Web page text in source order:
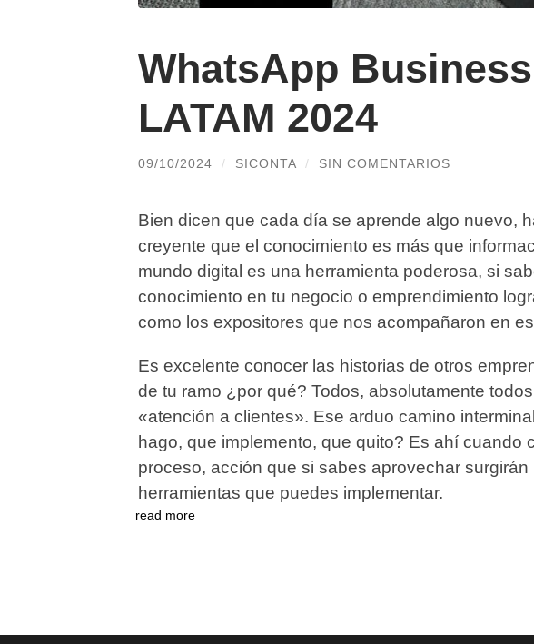
WhatsApp
LATAM 2024
09/10/2024 / SICONTA / SIN COMENTARIOS
Bien dicen que cada día se aprende algo nuevo,
creyente que el conocimiento es más que
mundo digital es una herramienta poderosa, si
conocimiento en tu negocio o emprendimiento
como los expositores que nos acompañaron en
Es excelente conocer las historias de otros
de tu ramo ¿por qué? Todos, absolutamente
«atención a clientes». Ese arduo camino
hago, que implemento, que quito? Es ahí cuando
proceso, acción que si sabes aprovechar
herramientas que puedes implementar.
read more